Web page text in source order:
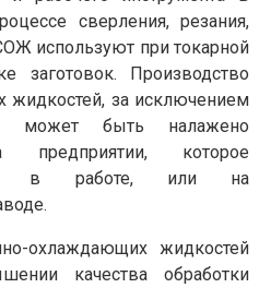
сверления, резания,
используют при токарной
заготовок. Производство
жидкостей, за исключением
может быть налажено
предприятии, которое
в работе, или на
охлаждающих жидкостей
качества обработки